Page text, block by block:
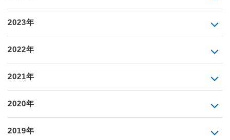
2023年
2022年
2021年
2020年
2019年